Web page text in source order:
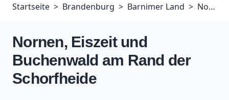
Startseite Brandenburg Barnimer Land Nornen, Eiszeit und Buchenwald am Rand der Schorfheide
Nornen, Eiszeit und
Buchenwald am Rand der
Schorfheide